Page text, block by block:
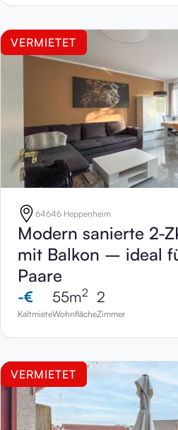
VERMIETET
64646 Heppenheim
Modern sanierte 2-
mit Balkon – ideal
Paare
-€
Kaltmiete
55m2
Wohnfläche
2
Zimmer
VERMIETET